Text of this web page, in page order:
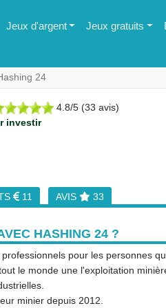
Jeux d'argent Jeux gratuits
24
4.8/5 (33 avis)
investir
11 AVIS 33
HASHING 24 ?
pour les personnes
le monde une l'exploitation
minier depuis 2012.